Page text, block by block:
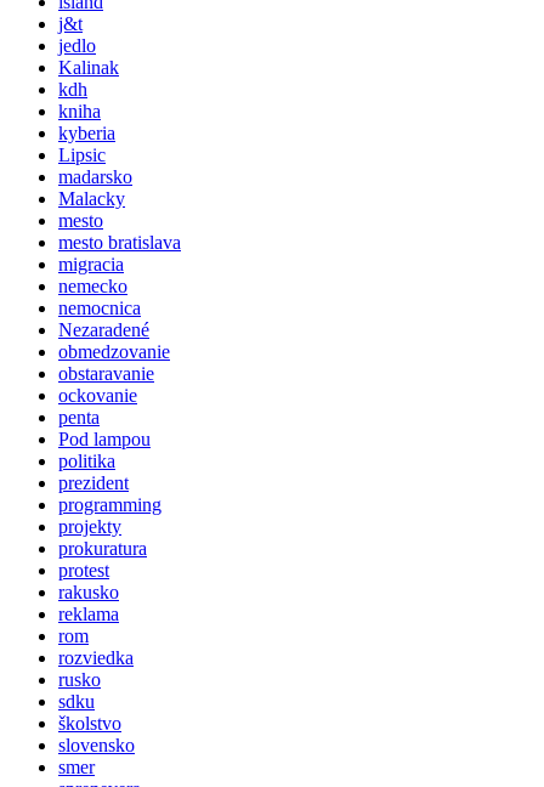
j&t
jedlo
Kalinak
kdh
kniha
kyberia
Lipsic
madarsko
Malacky
mesto
mesto bratislava
migracia
nemecko
nemocnica
Nezaradené
obmedzovanie
obstaravanie
ockovanie
penta
Pod lampou
politika
prezident
programming
projekty
prokuratura
protest
rakusko
reklama
rom
rozviedka
rusko
sdku
školstvo
slovensko
smer